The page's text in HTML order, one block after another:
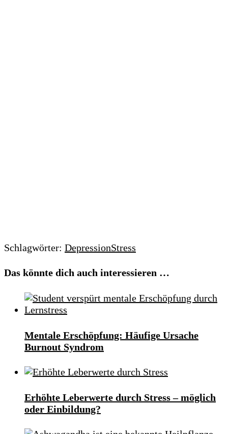
Schlagwörter: DepressionStress
Das könnte dich auch interessieren …
Mentale Erschöpfung: Häufige Ursache
Burnout Syndrom
Erhöhte Leberwerte durch Stress – möglich
oder Einbildung?